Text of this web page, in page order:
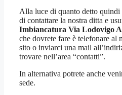
Alla luce di quanto detto quindi
di contattare la nostra ditta e
Imbiancatura Via Lodovigo
che dovrete fare è telefonare al
sito o inviarci una mail
trovare nell’area “contatti”.
In alternativa potrete anche
sede.